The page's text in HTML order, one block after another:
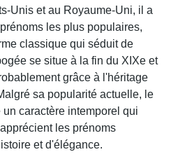
Unis et au Royaume-Uni, il a
les plus populaires,
classique qui séduit de
se situe à la fin du XIXe et
grâce à l'héritage
sa popularité actuelle, le
caractère intemporel qui
les prénoms
et d'élégance.